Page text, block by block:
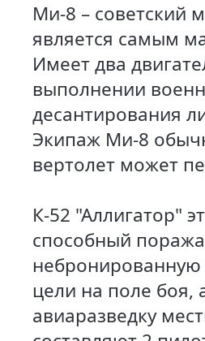
Ми-8 – советский
является самым
Имеет два
выполнении
десантирования
Экипаж Ми-8
вертолет может
К-52 "Аллигатор"
способный
цели на поле боя,
авиаразведку